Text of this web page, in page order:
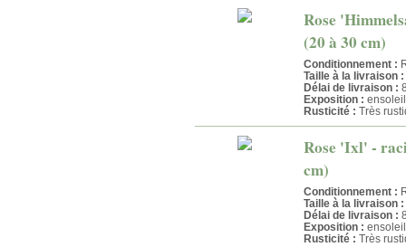
Rose
(20 à 30 cm)
Conditionnement :
Taille à la livraison :
Délai de livraison :
Exposition :
Rusticité : Très
Rose 'Ixl' -
cm)
Conditionnement :
Taille à la livraison :
Délai de livraison :
Exposition :
Rusticité : Très